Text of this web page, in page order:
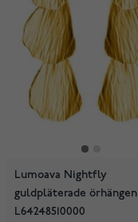
Lumoava Nightfly
guldpläterade örhängen
L64248510000